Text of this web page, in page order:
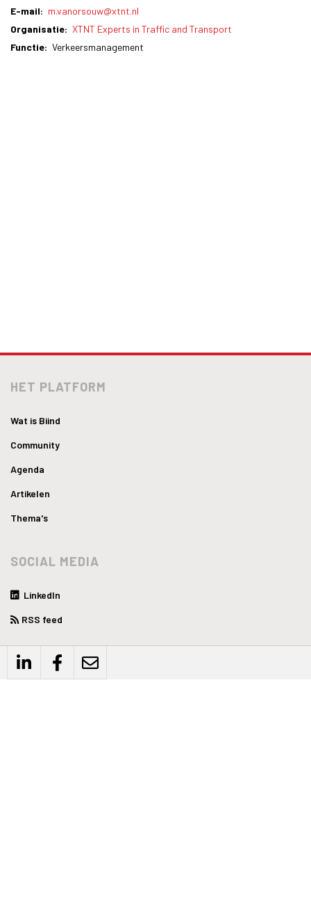
E-mail
m.vanorsouw@xtnt.nl
Organisatie
XTNT Experts in Traffic and Transport
Functie
Verkeersmanagement
HET PLATFORM
Wat is Biind
Community
Agenda
Artikelen
Thema's
SOCIAL MEDIA
LinkedIn
RSS feed
WEBSITE